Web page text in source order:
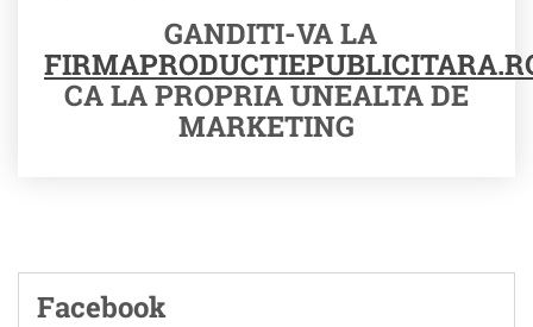
GANDITI-VA LA
CA LA PROPRIA UNEALTA DE
MARKETING
Facebook